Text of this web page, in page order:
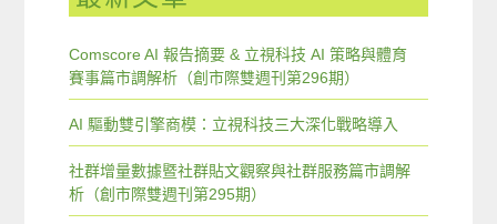
Comscore AI 報告摘要 & 立視科技 AI 策略與體育
賽事篇市調解析（創市際雙週刊第296期）
AI 驅動雙引擎商模：立視科技三大深化戰略導入
社群增量數據暨社群貼文觀察與社群服務篇市調解
析（創市際雙週刊第295期）